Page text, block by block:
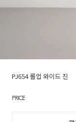
PJ654 롤업 와이드 진
PRICE